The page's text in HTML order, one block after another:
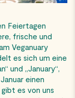
Feiertagen
frische und
Veganuary
es sich um eine
und „January“,
einen
es von uns